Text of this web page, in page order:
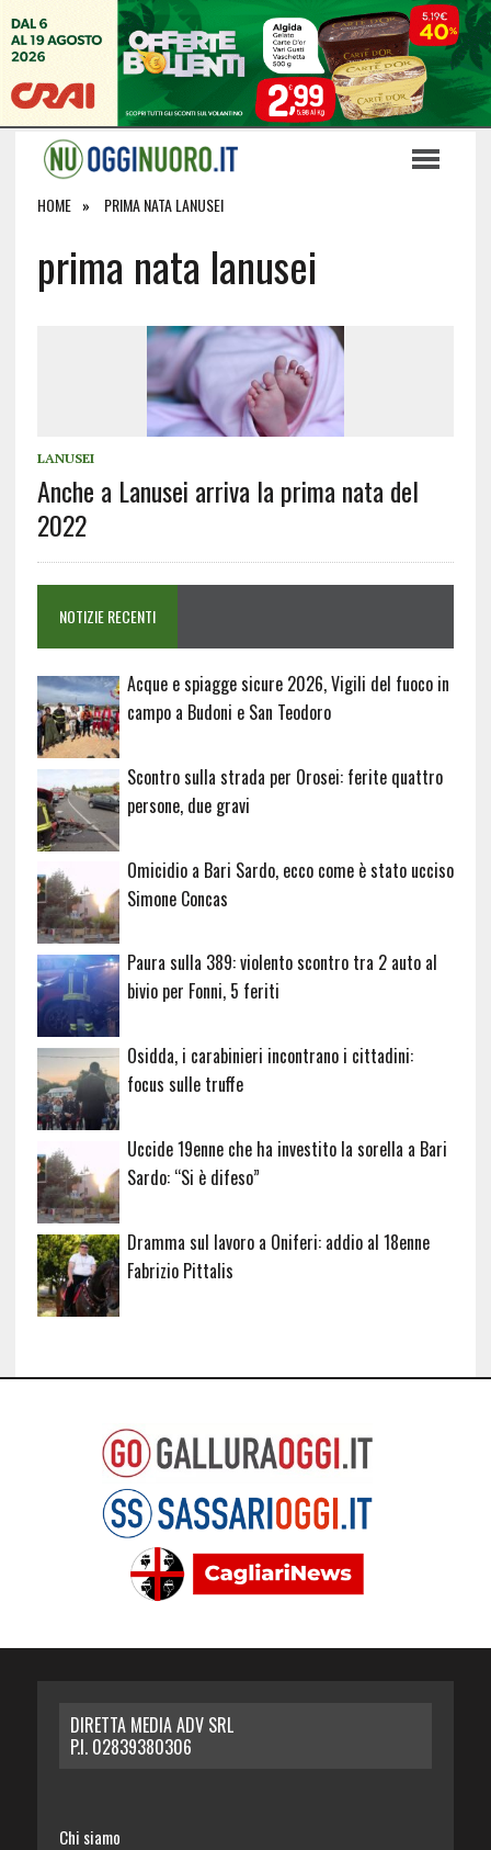
HOME PRIMA NATA LANUSEI
prima nata lanusei
LANUSEI
Anche a Lanusei arriva la prima nata del
2022
NOTIZIE RECENTI
Acque e spiagge sicure 2026, Vigili del fuoco in
campo a Budoni e San Teodoro
Scontro sulla strada per Orosei: ferite quattro
persone, due gravi
Omicidio a Bari Sardo, ecco come è stato ucciso
Simone Concas
Paura sulla 389: violento scontro tra 2 auto al
bivio per Fonni, 5 feriti
Osidda, i carabinieri incontrano i cittadini:
focus sulle truffe
Uccide 19enne che ha investito la sorella a Bari
Sardo: “Si è difeso”
Dramma sul lavoro a Oniferi: addio al 18enne
Fabrizio Pittalis
DIRETTA MEDIA ADV SRL
P.I. 02839380306
Chi siamo